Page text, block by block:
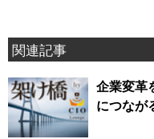
関連記事
企業変革
につなが